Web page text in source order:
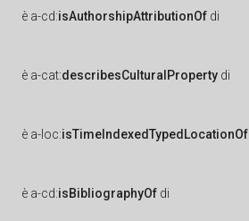
è a-cd:isAuthorshipAttributionOf di
è a-cat:describesCulturalProperty di
è a-loc:isTimeIndexedTypedLocationOf
è a-cd:isBibliographyOf di